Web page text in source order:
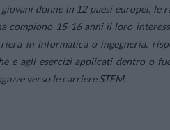
donne in 12 paesi europei, le
compiono 15-16 anni il loro
in informatica o ingegneria,
e agli esercizi applicati dentro o
verso le carriere STEM.